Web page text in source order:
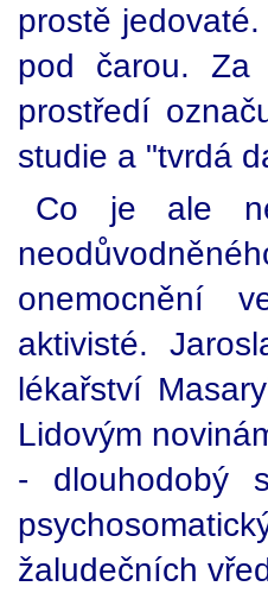
prostě
pod čarou. Za
prostředí
studie a "tvrdá
Co je ale
onemocnění
aktivisté.
lékařství
Lidovým
- dlouhodobý
žaludečních